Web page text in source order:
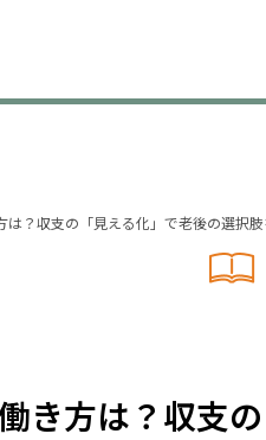
？収支の「見える化」で老後の選択肢
き方は？収支